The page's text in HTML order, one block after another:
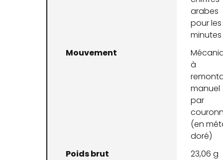
arabes
pour les
minutes
Mouvement
à
manuel
par
(en
doré)
Poids brut
23,06 g